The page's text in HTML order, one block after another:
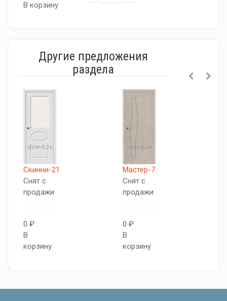
В корзину
Другие предложения
раздела
Скинни-21
Снят с
продажи
0 ₽
В
корзину
Мастер-7
Снят с
продажи
0 ₽
В
корзину